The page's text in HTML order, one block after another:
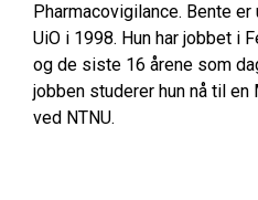
Pharmacovigilance. Bente
UiO i 1998. Hun har jobbet i
og de siste 16 årene som
jobben studerer hun nå til
ved NTNU.